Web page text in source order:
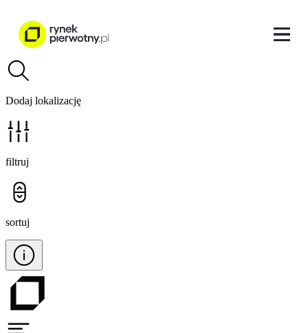
Dodaj lokalizację
filtruj
sortuj